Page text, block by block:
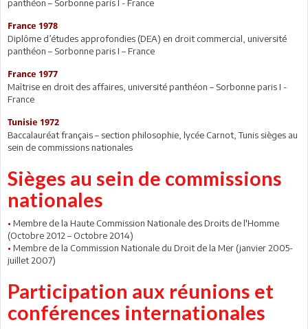
panthéon – Sorbonne paris I - France
France 1978
Diplôme d’études approfondies (DEA) en droit commercial, université
panthéon – Sorbonne paris I – France
France 1977
Maîtrise en droit des affaires, université panthéon – Sorbonne paris I -
France
Tunisie 1972
Baccalauréat français – section philosophie, lycée Carnot, Tunis sièges au
sein de commissions nationales
Sièges au sein de commissions
nationales
• Membre de la Haute Commission Nationale des Droits de l'Homme
(Octobre 2012 – Octobre 2014)
• Membre de la Commission Nationale du Droit de la Mer (janvier 2005-
juillet 2007)
Participation aux réunions et
conférences internationales